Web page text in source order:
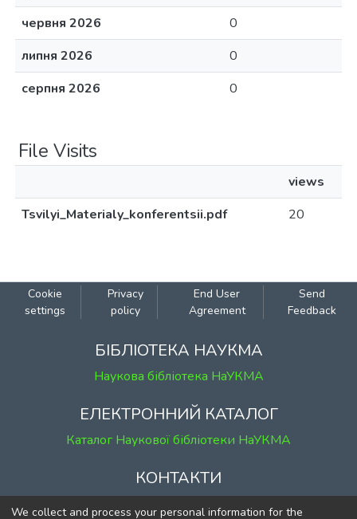
червня 2026
0
липня 2026
0
серпня 2026
0
File Visits
views
Tsvilyi_Materialy_konferentsii.pdf
20
Cookie
settings
Privacy
policy
End User
Agreement
Send
Feedback
БІБЛІОТЕКА НАУКМА
Наукова бібліотека НаУКМА
ЕЛЕКТРОННИЙ КАТАЛОГ
Каталог Наукової бібліотеки НаУКМА
КОНТАКТИ
м. Київ, вул. Григорія Сковороди, 2
We collect and process your personal information for the